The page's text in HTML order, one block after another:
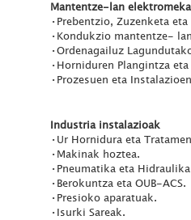
Mantentze-lan
•Prebentzio, Zuzenketa
•Kondukzio mantentze-
•Ordenagailuz
•Horniduren Plangintza
•Prozesuen eta
Industria instalazioak
•Ur Hornidura eta
•Makinak hoztea.
•Pneumatika eta
•Berokuntza eta OUB-ACS.
•Presioko aparatuak.
•Isurki Sareak.